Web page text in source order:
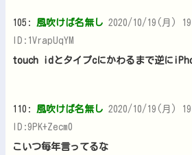
105: 風吹けば名無し 2020/10/19(月)
ID:1VrapUqYM
touch idとタイプcにかわるまで逆に
110: 風吹けば名無し 2020/10/19(月)
ID:9PK+Zecm0
こいつ毎年言ってるな